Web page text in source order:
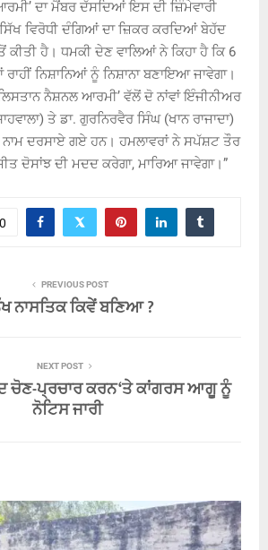
ਦਾ ਮੈਂਬਰ ਦੱਸਦਿਆਂ ਇਸ ਦੀ ਜ਼ਿੰਮੇਵਾਰੀ
ਵਿਰੋਧੀ ਦੰਗਿਆਂ ਦਾ ਜ਼ਿਕਰ ਕਰਦਿਆਂ ਬੇਹੱਦ
ਕੀਤੀ ਹੈ। ਧਮਕੀ ਦੇਣ ਵਾਲਿਆਂ ਨੇ ਕਿਹਾ ਹੈ ਕਿ 6
ਨਿਸ਼ਾਨਿਆਂ ਨੂੰ ਨਿਸ਼ਾਨਾ ਬਣਾਇਆ ਜਾਵੇਗਾ।
ਨੈਸ਼ਨਲ ਆਰਮੀ’ ਵੱਲੋਂ ਦੋ ਨਾਂਵਾਂ ਇੰਜੀਨੀਅਰ
ਤੇ ਡਾ. ਗੁਰਨਿਰਵੈਰ ਸਿੰਘ (ਖਾਨ ਰਾਜਾਦਾ)
ਦਰਸਾਏ ਗਏ ਹਨ। ਹਮਲਾਵਰਾਂ ਨੇ ਸਪੱਸ਼ਟ ਤੌਰ
ਦੋਸਾਂਝ ਦੀ ਮਦਦ ਕਰੇਗਾ, ਮਾਰਿਆ ਜਾਵੇਗਾ।”
0
PREVIOUS POST
ਨਾਸਤਿਕ ਕਿਵੇਂ ਬਣਿਆ ?
NEXT POST
ਚੋਣ-ਪ੍ਰਚਾਰ ਕਰਨ ‘ਤੇ ਕਾਂਗਰਸ ਆਗੂ ਨੂੰ
ਨੋਟਿਸ ਜਾਰੀ